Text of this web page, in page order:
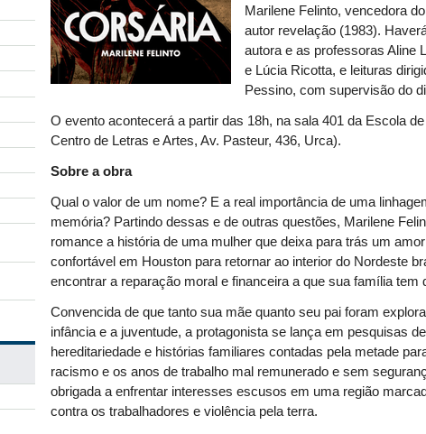
Marilene Felinto, vencedora
autor revelação (1983).
autora e as professoras Aline
e Lúcia Ricotta, e leituras
Pessino, com supervisão do
O evento acontecerá a partir das 18h, na sala 401 da Escola
Centro de Letras e Artes, Av. Pasteur, 436, Urca).
Sobre a obra
Qual o valor de um nome? E a real importância de uma
memória? Partindo dessas e de outras questões, Marilene
romance a história de uma mulher que deixa para trás um
confortável em Houston para retornar ao interior do Nordeste
encontrar a reparação moral e financeira a que sua família tem
Convencida de que tanto sua mãe quanto seu pai foram
infância e a juventude, a protagonista se lança em pesquisas
hereditariedade e histórias familiares contadas pela metade
racismo e os anos de trabalho mal remunerado e sem
obrigada a enfrentar interesses escusos em uma região
contra os trabalhadores e violência pela terra.